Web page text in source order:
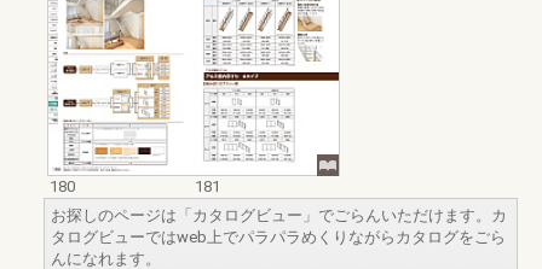
180
181
お探しのページは「カタログビュー」でごらんいただけます。カ
タログビューではweb上でパラパラめくりながらカタログをごら
んになれます。